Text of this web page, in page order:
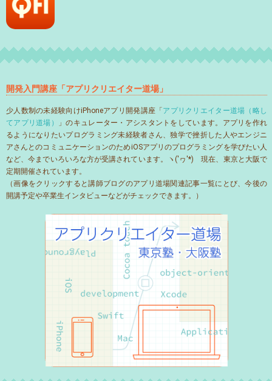
開発入門講座「アプリクリエイター道場」
少人数制の未経験向けiPhoneアプリ開発講座「アプリクリエイター道場（略し
てアプリ道場）
」のキュレーター・アシスタントをしています。アプリを作れ
るようになりたいプログラミング未経験者さん、独学で挫折した人やエンジニ
アさんとのコミュニケーションのためiOSアプリのプログラミングを学びたい人
など、今までいろいろな方が受講されています。ヽ('ヮ'*)ゝ現在、東京と大阪で
定期開催されています。
（画像をクリックすると講師ブログのアプリ道場関連記事一覧にとび、今後の
開講予定や卒業生インタビューなどがチェックできます。）